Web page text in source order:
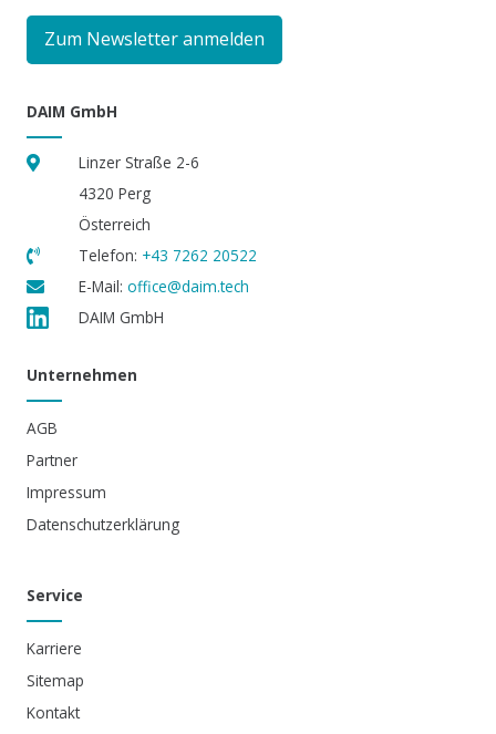
Zum Newsletter anmelden
DAIM GmbH
Linzer Straße 2-6
4320 Perg
Österreich
Telefon: +43 7262 20522
E-Mail:office@daim.tech
DAIM GmbH
Unternehmen
AGB
Partner
Impressum
Datenschutzerklärung
Service
Karriere
Sitemap
Kontakt